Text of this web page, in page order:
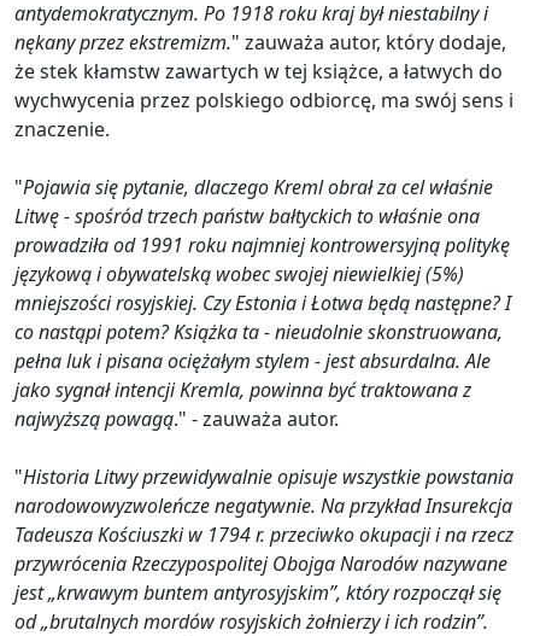
antydemokratycznym. Po 1918 roku kraj był niestabilny i
nękany przez ekstremizm." zauważa autor, który dodaje,
że stek kłamstw zawartych w tej książce, a łatwych do
wychwycenia przez polskiego odbiorcę, ma swój sens i
znaczenie.
"Pojawia się pytanie, dlaczego Kreml obrał za cel właśnie
Litwę - spośród trzech państw bałtyckich to właśnie ona
prowadziła od 1991 roku najmniej kontrowersyjną politykę
językową i obywatelską wobec swojej niewielkiej (5%)
mniejszości rosyjskiej. Czy Estonia i Łotwa będą następne? I
co nastąpi potem? Książka ta - nieudolnie skonstruowana,
pełna luk i pisana ociężałym stylem - jest absurdalna. Ale
jako sygnał intencji Kremla, powinna być traktowana z
najwyższą powagą." - zauważa autor.
"Historia Litwy przewidywalnie opisuje wszystkie powstania
narodowowyzwoleńcze negatywnie. Na przykład Insurekcja
Tadeusza Kościuszki w 1794 r. przeciwko okupacji i na rzecz
przywrócenia Rzeczypospolitej Obojga Narodów nazywane
jest „krwawym buntem antyrosyjskim”, który rozpoczął się
od „brutalnych mordów rosyjskich żołnierzy i ich rodzin”.